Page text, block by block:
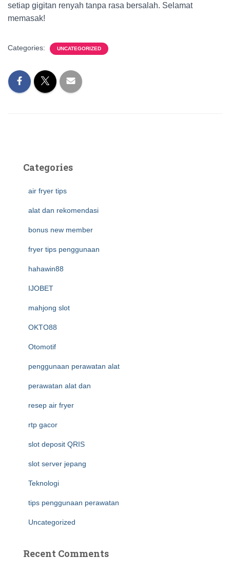
setiap gigitan renyah tanpa rasa bersalah. Selamat
memasak!
Categories: UNCATEGORIZED
Categories
air fryer tips
alat dan rekomendasi
bonus new member
fryer tips penggunaan
hahawin88
IJOBET
mahjong slot
OKTO88
Otomotif
penggunaan perawatan alat
perawatan alat dan
resep air fryer
rtp gacor
slot deposit QRIS
slot server jepang
Teknologi
tips penggunaan perawatan
Uncategorized
Recent Comments